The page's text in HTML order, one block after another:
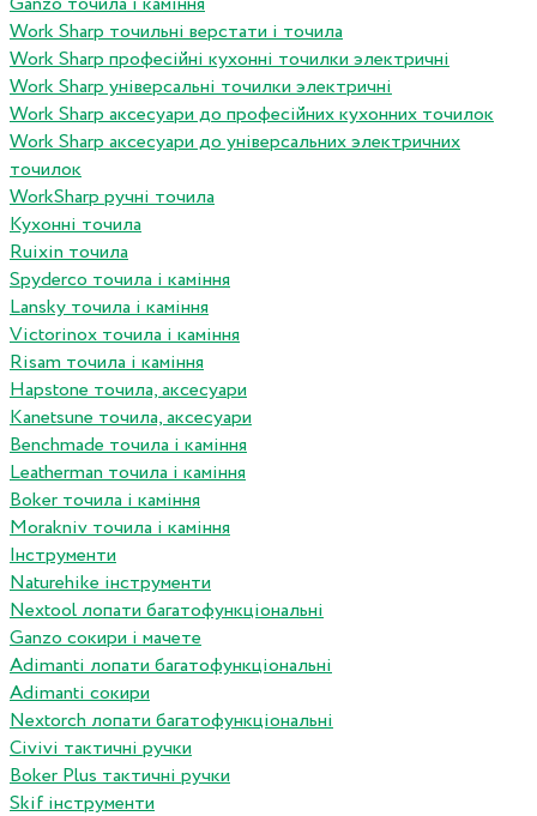
Work Sharp точильні верстати і точила
Work Sharp професiйнi кухоннi точилки электричнi
Work Sharp унiверсальнi точилки электричнi
Work Sharp аксесуари до професiйних кухонних точилок
Work Sharp аксесуари до унiверсальних электричних
точилок
WorkSharp ручні точила
Кухонні точила
Ruixin точила
Spyderco точила і каміння
Lansky точила і каміння
Victorinox точила і каміння
Risam точила і каміння
Hapstone точила, аксесуари
Kanetsune точила, аксесуари
Benchmade точила і каміння
Leatherman точила і каміння
Boker точила і каміння
Morakniv точила і каміння
Інструменти
Naturehike інструменти
Nextool лопати багатофункціональні
Ganzo сокири і мачете
Adimanti лопати багатофункціональні
Adimanti сокири
Nextorch лопати багатофункціональні
Сivivi тактичні ручки
Boker Plus тактичні ручки
Skif інструменти